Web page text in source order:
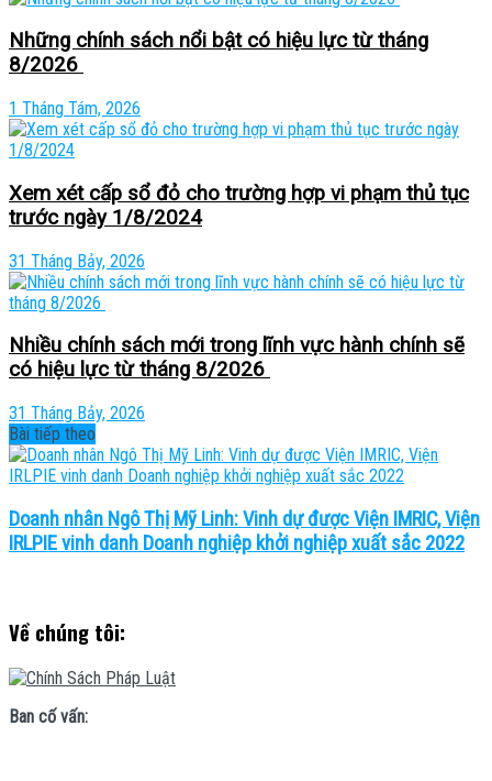
Những chính sách nổi bật có hiệu lực từ tháng
8/2026
1 Tháng Tám, 2026
Xem xét cấp sổ đỏ cho trường hợp vi phạm thủ tục
trước ngày 1/8/2024
31 Tháng Bảy, 2026
Nhiều chính sách mới trong lĩnh vực hành chính sẽ
có hiệu lực từ tháng 8/2026
31 Tháng Bảy, 2026
Bài tiếp theo
Doanh nhân Ngô Thị Mỹ Linh: Vinh dự được Viện IMRIC, Viện
IRLPIE vinh danh Doanh nghiệp khởi nghiệp xuất sắc 2022
Về chúng tôi:
Ban cố vấn: